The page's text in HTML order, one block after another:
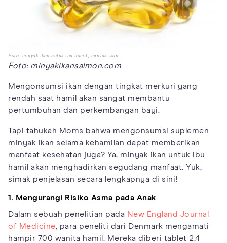
Foto: minyak ikan untuk ibu hamil, minyak ikan
Foto: minyakikansalmon.com
Mengonsumsi ikan dengan tingkat merkuri yang
rendah saat hamil akan sangat membantu
pertumbuhan dan perkembangan bayi.
Tapi tahukah Moms bahwa mengonsumsi suplemen
minyak ikan selama kehamilan dapat memberikan
manfaat kesehatan juga? Ya, minyak ikan untuk ibu
hamil akan menghadirkan segudang manfaat. Yuk,
simak penjelasan secara lengkapnya di sini!
1. Mengurangi Risiko Asma pada Anak
Dalam sebuah penelitian pada New England Journal
of Medicine, para peneliti dari Denmark mengamati
hampir 700 wanita hamil. Mereka diberi tablet 2,4